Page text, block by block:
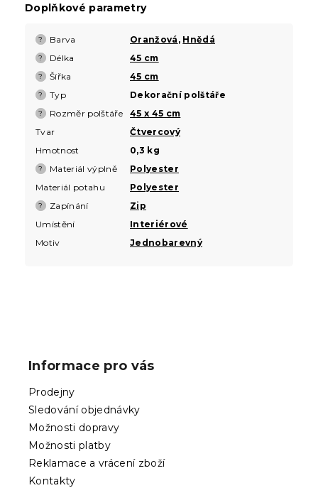
Doplňkové parametry
? Barva Oranžová , Hnědá
? Délka 45 cm
? Šířka 45 cm
? Typ Dekorační polštáře
? Rozměr polštáře
45 x 45 cm
Tvar
Čtvercový
Hmotnost
0,3 kg
? Materiál výplně
Polyester
Materiál potahu
Polyester
? Zapínání
Zip
Umístění
Interiérové
Motiv
Jednobarevný
Informace pro vás
Prodejny
Sledování objednávky
Možnosti dopravy
Možnosti platby
Reklamace a vrácení zboží
Kontakty